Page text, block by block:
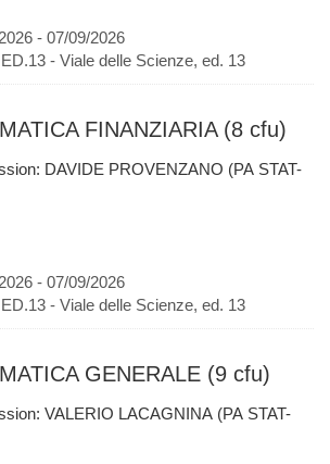
- 07/09/2026
- Viale delle Scienze, ed. 13
FINANZIARIA (8 cfu)
DAVIDE PROVENZANO (PA STAT-
- 07/09/2026
- Viale delle Scienze, ed. 13
GENERALE (9 cfu)
VALERIO LACAGNINA (PA STAT-